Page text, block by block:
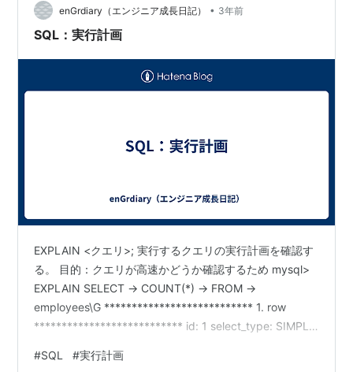
統計情報が古いと適切な実行計画が作成・選択されない
可能性があるため、統計情報は定期的に取得することを
enGrdiary（エンジニア成長日記） • 3年前
SQL：実行計画
EXPLAIN <クエリ>; 実行するクエリの実行計画を確認す
る。 目的：クエリが高速かどうか確認するため mysql>
EXPLAIN SELECT -> COUNT(*) -> FROM ->
employees\G *************************** 1. row
*************************** id: 1 select_type: SIMPLE
possible_keys: NULL key: PRIMARY key_len: 4 ref:
#SQL #実行計画